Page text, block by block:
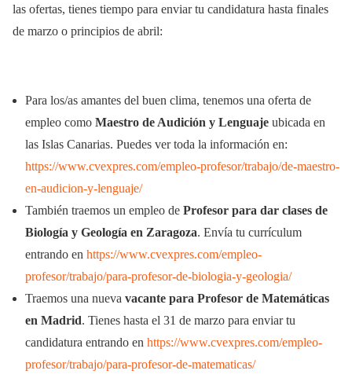
las ofertas, tienes tiempo para enviar tu candidatura hasta finales
de marzo o principios de abril:
Para los/as amantes del buen clima, tenemos una oferta de
empleo como Maestro de Audición y Lenguaje ubicada en
las Islas Canarias. Puedes ver toda la información en:
https://www.cvexpres.com/empleo-profesor/trabajo/de-maestro-
en-audicion-y-lenguaje/
También traemos un empleo de Profesor para dar clases de
Biología y Geología en Zaragoza. Envía tu currículum
entrando en https://www.cvexpres.com/empleo-
profesor/trabajo/para-profesor-de-biologia-y-geologia/
Traemos una nueva vacante para Profesor de Matemáticas
en Madrid. Tienes hasta el 31 de marzo para enviar tu
candidatura entrando en https://www.cvexpres.com/empleo-
profesor/trabajo/para-profesor-de-matematicas/